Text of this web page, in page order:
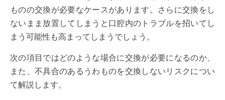
ものの交換が必要なケースがあります。さらに交換をし
ないまま放置してしまうと口腔内のトラブルを招いてし
まう可能性も高まってしまうでしょう。
次の項目ではどのような場合に交換が必要になるのか、
また、不具合のあるうわものを交換しないリスクについ
て解説します。